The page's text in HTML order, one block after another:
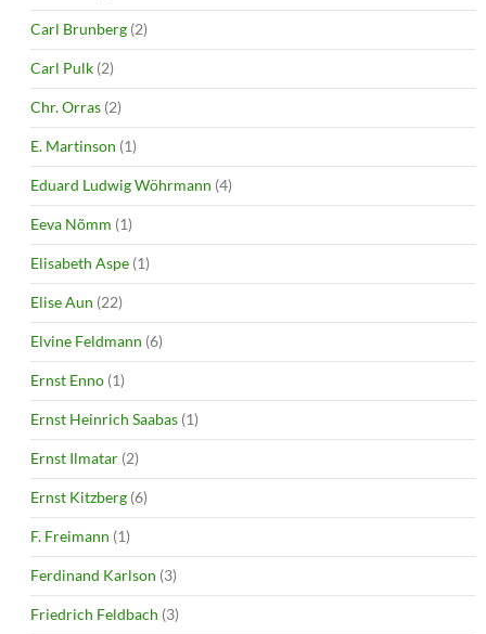
Carl Brunberg (2)
Carl Pulk (2)
Chr. Orras (2)
E. Martinson (1)
Eduard Ludwig Wöhrmann (4)
Eeva Nõmm (1)
Elisabeth Aspe (1)
Elise Aun (22)
Elvine Feldmann (6)
Ernst Enno (1)
Ernst Heinrich Saabas (1)
Ernst Ilmatar (2)
Ernst Kitzberg (6)
F. Freimann (1)
Ferdinand Karlson (3)
Friedrich Feldbach (3)